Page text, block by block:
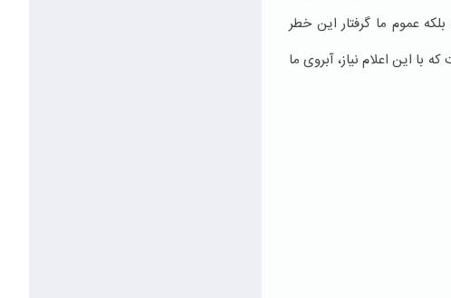
عموم ما گرفتار این خطر
این اعلام نیاز، آبروی ما